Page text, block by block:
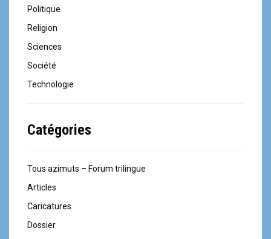
c
e
Politique
Religion
Sciences
Société
Technologie
Catégories
Tous azimuts – Forum trilingue
Articles
Caricatures
Dossier